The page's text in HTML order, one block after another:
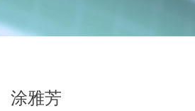
涂雅芳